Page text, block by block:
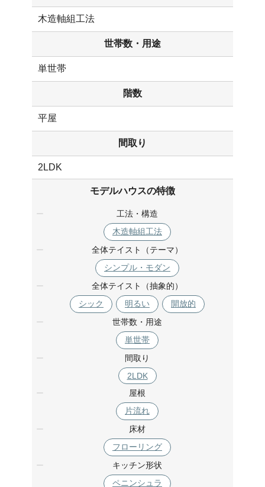
木造軸組工法
世帯数・用途
単世帯
階数
平屋
間取り
2LDK
モデルハウスの特徴
工法・構造
木造軸組工法
全体テイスト（テーマ）
シンプル・モダン
全体テイスト（抽象的）
シック
明るい
開放的
世帯数・用途
単世帯
間取り
2LDK
屋根
片流れ
床材
フローリング
キッチン形状
ペニンシュラ